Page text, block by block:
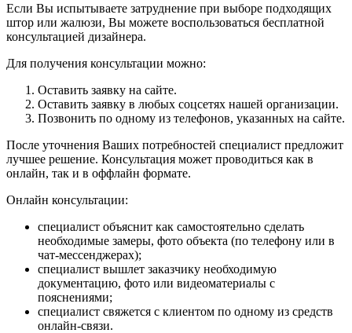
Если Вы испытываете затруднение при выборе подходящих
штор или жалюзи, Вы можете воспользоваться бесплатной
консультацией дизайнера.
Для получения консультации можно:
Оставить заявку на сайте.
Оставить заявку в любых соцсетях нашей организации.
Позвонить по одному из телефонов, указанных на сайте.
После уточнения Ваших потребностей специалист предложит
лучшее решение. Консультация может проводиться как в
онлайн, так и в оффлайн формате.
Онлайн консультации:
специалист объяснит как самостоятельно сделать
необходимые замеры, фото объекта (по телефону или в
чат-мессенджерах);
специалист вышлет заказчику необходимую
документацию, фото или видеоматериалы с
пояснениями;
специалист свяжется с клиентом по одному из средств
онлайн-связи.